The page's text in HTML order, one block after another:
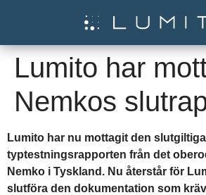
Lumito har
Nemkos
Lumito har nu mottagit den slutgiltiga
typtestningsrapporten från det
Nemko i Tyskland. Nu återstår för
slutföra den dokumentation som